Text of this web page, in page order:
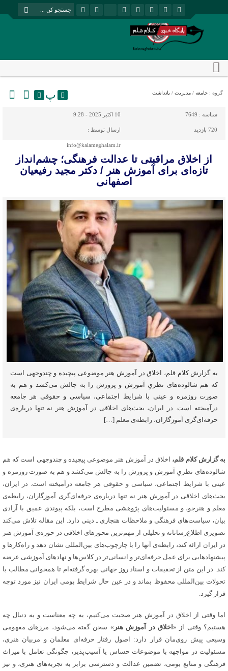
گروه : جامعه / مدیریت / یادداشت پ
شناسه : 7649 10 اکتبر 2025 - 9:28
720 بازدید ارسال توسط :
info@kalameghalam.ir
از اخلاق مراقبتی تا عدالت فرهنگی؛ چشم‌انداز
تازه‌ای برای آموزش هنر / دکتر مجید رفیعیان
اصفهانی
به گزارش کلام قلم، اخلاق در آموزش هنر موضوعی پیچیده و چندوجهی است
که هم شالوده‌های نظریِ آموزش و پرورش را به چالش می‌کشد و هم به
صورت روزمره و عینی با شرایط اجتماعی، سیاسی و حقوقی هر جامعه
درآمیخته است‌. در ایران، بحث‌های اخلاقی در آموزش هنر نه تنها درباره‌ی
حرفه‌ای‌گری آموزگاران، رابطه‌ی معلم […]
به گزارش کلام قلم، اخلاق در آموزش هنر موضوعی پیچیده و چندوجهی است که هم
شالوده‌های نظریِ آموزش و پرورش را به چالش می‌کشد و هم به صورت روزمره و
عینی با شرایط اجتماعی، سیاسی و حقوقی هر جامعه درآمیخته است‌. در ایران،
بحث‌های اخلاقی در آموزش هنر نه تنها درباره‌ی حرفه‌ای‌گری آموزگاران، رابطه‌ی
معلم و هنرجو، و مسئولیت‌های پژوهشی مطرح است، بلکه پیوندی عمیق با آزادی
بیان، سیاست‌های فرهنگی و ملاحظات هنجاری ـ دینی دارد‌. این مقاله تلاش می‌کند
تصویری اطلاع‌رسانانه و تحلیلی از مهم‌ترین محورهای اخلاقی در حوزه‌ی آموزش هنر
در ایران ارائه کند، رابطه‌ی آنها را با چارچوب‌های بین‌المللی نشان دهد و راه‌کارها و
پیشنهادهایی برای عمل حرفه‌ای‌تر و انسانی‌تر در کلاس‌ها و نهادهای آموزشی عرضه
کند‌. در این متن از تحقیقات و اسناد روز جهانی بهره گرفته‌ام تا همخوانی مطالب با
تحولات بین‌المللی محفوظ بماند و در عین حال شرایط بومی ایران نیز مورد توجه
قرار گیرد‌‌.
اما وقتی از اخلاق در آموزش هنر صحبت می‌کنیم، به چه معناست و به دنبال چه
هستیم؟ وقتی از «اخلاق در آموزش هنر » سخن گفته می‌شود، مرزهای مفهومی
وسیعی پیش روی‌مان قرار دارد: اصول رفتار حرفه‌ای معلمان و مربیان هنری،
مسئولیت در مواجهه با موضوعات حساس یا آسیب‌پذیر، چگونگی تعامل با میراث
فرهنگی و منابع بومی، تضمین عدالت و دسترسی برابر به تجربه‌های هنری، و نیز